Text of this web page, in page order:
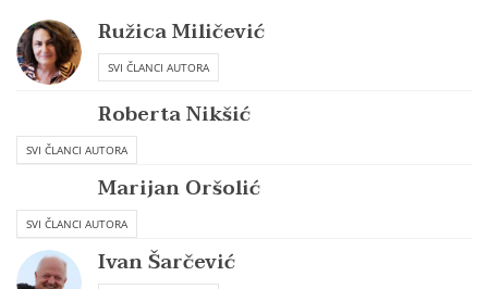
Ružica Miličević
SVI ČLANCI AUTORA
Roberta Nikšić
SVI ČLANCI AUTORA
Marijan Oršolić
SVI ČLANCI AUTORA
Ivan Šarčević